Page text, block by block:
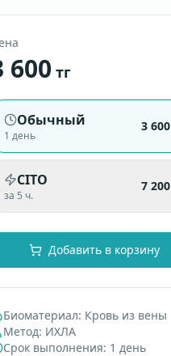
600 тг
Обычный
1 день
3 600
CITO
за 5 ч.
7 200
Добавить в корзину
Биоматериал: Кровь из вены
Метод: ИХЛА
Срок выполнения: 1 день